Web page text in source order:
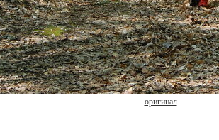
оригинал